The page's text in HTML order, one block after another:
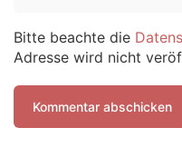
Bitte beachte die
Adresse wird nicht